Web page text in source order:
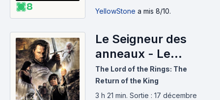
8
YellowStone a mis 8/10.
Le Seigneur des
anneaux - Le
Retour du roi (2003)
The Lord of the Rings: The
Return of the King
3 h 21 min. Sortie : 17 décembre